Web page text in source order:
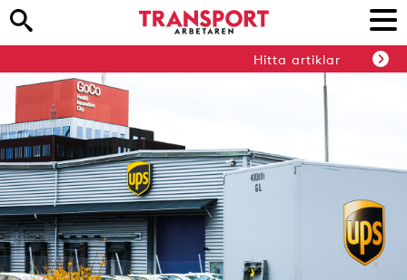
Hitta artiklar